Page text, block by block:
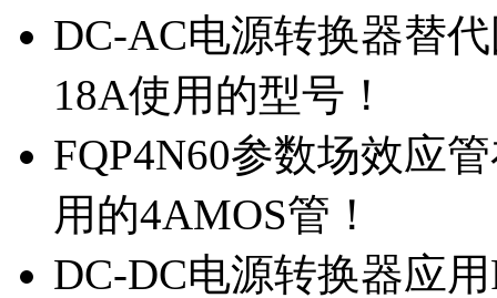
DC-AC电源转换器替
18A使用的型号！
FQP4N60参数场效应
用的4AMOS管！
DC-DC电源转换器应